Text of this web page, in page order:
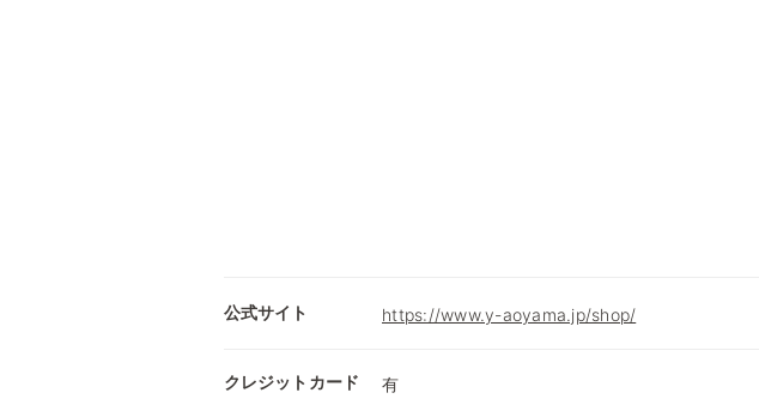
公式サイト https://www.y-aoyama.jp/shop/
クレジットカード 有